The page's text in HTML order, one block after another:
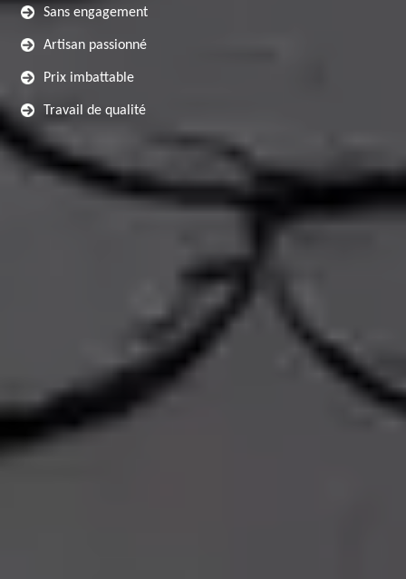
Sans engagement
Artisan passionné
Prix imbattable
Travail de qualité